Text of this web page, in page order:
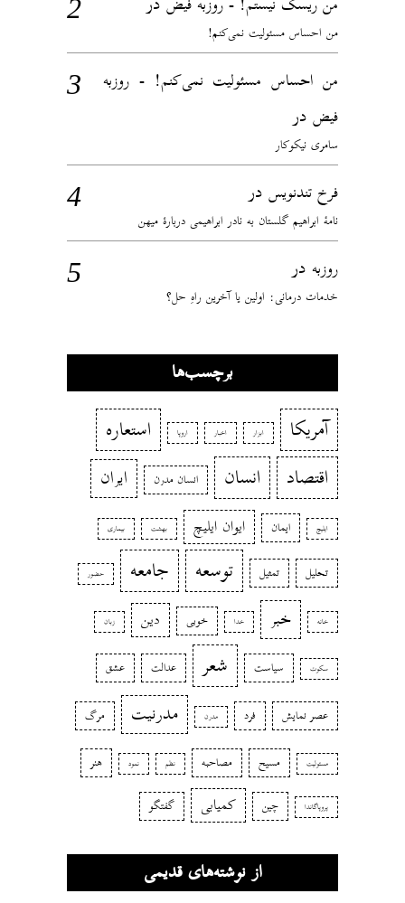
من احساس مسئولیت نمی‌کنم!
من احساس مسئولیت نمی‌کنم! - روزبه
فیض در
سامری نیکوکار
فرخ تندنویس در
نامهٔ ابراهیم گلستان به نادر ابراهیمی دربارهٔ میهن
روزبه در
خدمات درمانی: اولین یا آخرین راهِ حل؟
برچسب‌ها
آمریکا ابزار اخبار اروپا
استعاره
اقتصاد
انسان انسان مدرن ایران
ایلیچ ایمان ایوان ایلیچ بهشت بیماری
تحلیل تمثیل توسعه جامعه حضور
خانه خبر خدا خوبی دین زبان
سکوت سیاست شعر عدالت عشق
عصر نمایش فرد مدرن مدرنیت مرگ
مسئولیت مسیح مصاحبه نظم نمود هنر
پروپاگاندا چین کمیابی گفتگو
از نوشته‌های قدیمی